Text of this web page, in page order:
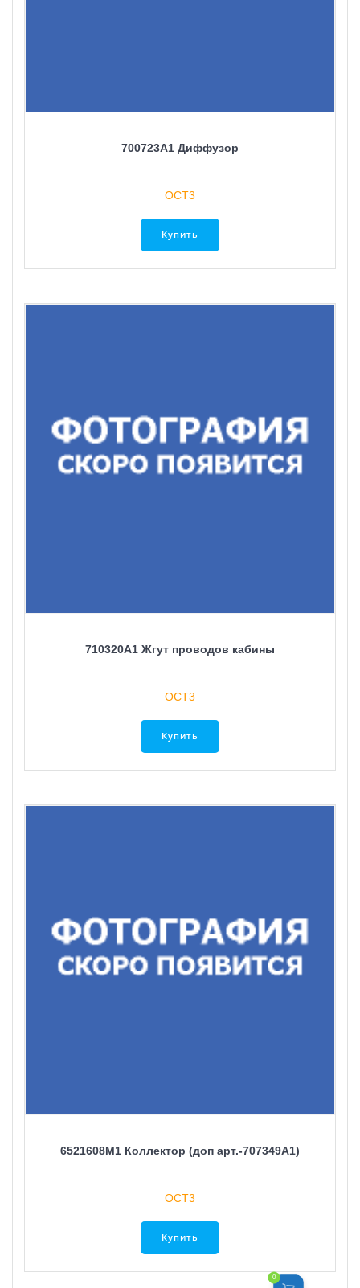
700723A1 Диффузор
ОСТ3
Купить
710320A1 Жгут проводов кабины
ОСТ3
Купить
6521608M1 Коллектор (доп арт.-707349A1)
ОСТ3
Купить
0